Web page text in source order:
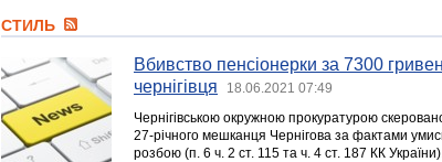
СТИЛЬ
Вбивство пенсіонерки за 7300
чернігівця
18.06.2021 07:49
Чернігівською окружною прокуратурою
27-річного мешканця Чернігова за фактами
розбою (п. 6 ч. 2 ст. 115 та ч. 4 ст. 187 КК